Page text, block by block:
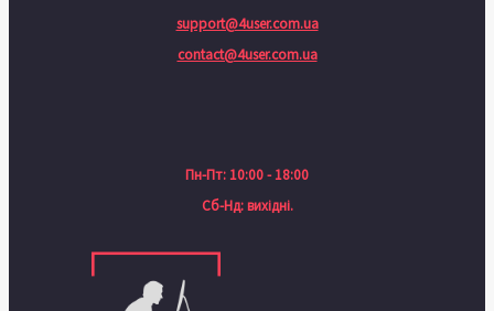
support@4user.com.ua
contact@4user.com.ua
Пн-Пт: 10:00 - 18:00
Сб-Нд: вихідні.